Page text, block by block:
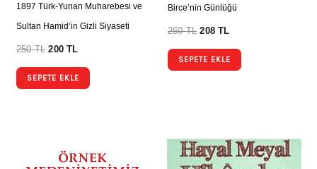
1897 Türk-Yunan Muharebesi ve
Sultan Hamid’in Gizli Siyaseti
250TL 200TL
SEPETE EKLE
Birce’nin Günlüğü
260TL 208TL
SEPETE EKLE